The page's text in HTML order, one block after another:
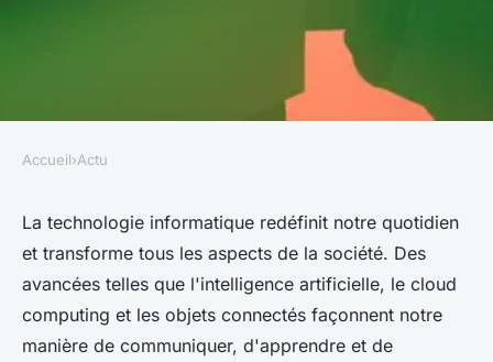
Comment la technologie
informatique transforme la
société que vous ne pouvez pas
ignorer
Accueil›Actu
La technologie informatique redéfinit notre quotidien
et transforme tous les aspects de la société. Des
avancées telles que l'intelligence artificielle, le cloud
computing et les objets connectés façonnent notre
manière de communiquer, d'apprendre et de